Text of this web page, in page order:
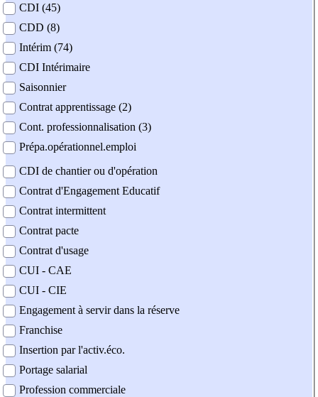
contrat
CDI (45)
CDD (8)
Intérim (74)
CDI Intérimaire
Saisonnier
Contrat apprentissage (2)
Cont. professionnalisation (3)
Prépa.opérationnel.emploi
CDI de chantier ou d'opération
Contrat d'Engagement Educatif
Contrat intermittent
Contrat pacte
Contrat d'usage
CUI - CAE
CUI - CIE
Engagement à servir dans la réserve
Franchise
Insertion par l'activ.éco.
Portage salarial
Profession commerciale